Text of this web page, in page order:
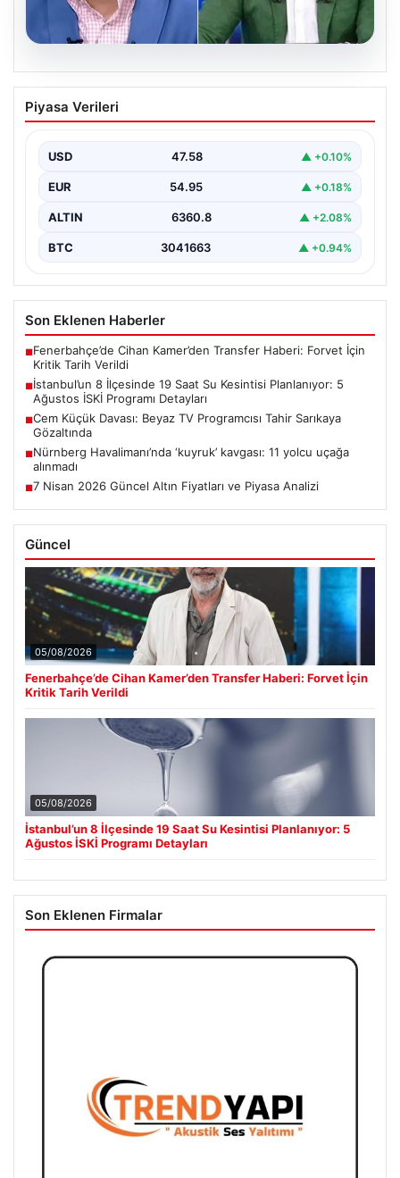
04.08.2026
Cem Küçük Davası: Beyaz TV
Programcısı Tahir Sarıkaya Gözaltında
Küçük soruşturması kapsamında, medya sektöründe
tanınan isimlerden…
Piyasa Verileri
USD 47.58 ▲ +0.10%
EUR 54.95 ▲ +0.18%
ALTIN 6360.8 ▲ +2.08%
BTC 3041663 ▲ +0.94%
Son Eklenen Haberler
■Fenerbahçe’de Cihan Kamer’den Transfer Haberi: Forvet İçin
Kritik Tarih Verildi
■İstanbul’un 8 İlçesinde 19 Saat Su Kesintisi Planlanıyor: 5
Ağustos İSKİ Programı Detayları
■Cem Küçük Davası: Beyaz TV Programcısı Tahir Sarıkaya
Gözaltında
■Nürnberg Havalimanı’nda ‘kuyruk’ kavgası: 11 yolcu uçağa
alınmadı
■7 Nisan 2026 Güncel Altın Fiyatları ve Piyasa Analizi
Güncel
05/08/2026
Fenerbahçe’de Cihan Kamer’den Transfer Haberi: Forvet İçin
Kritik Tarih Verildi
05/08/2026
İstanbul’un 8 İlçesinde 19 Saat Su Kesintisi Planlanıyor: 5
Ağustos İSKİ Programı Detayları
Son Eklenen Firmalar